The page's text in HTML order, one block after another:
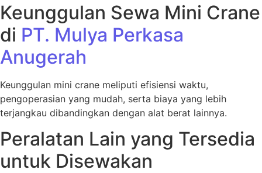
Keunggulan Sewa Mini Crane
di PT. Mulya Perkasa
Anugerah
Keunggulan mini crane meliputi efisiensi waktu,
pengoperasian yang mudah, serta biaya yang lebih
terjangkau dibandingkan dengan alat berat lainnya.
Peralatan Lain yang Tersedia
untuk Disewakan